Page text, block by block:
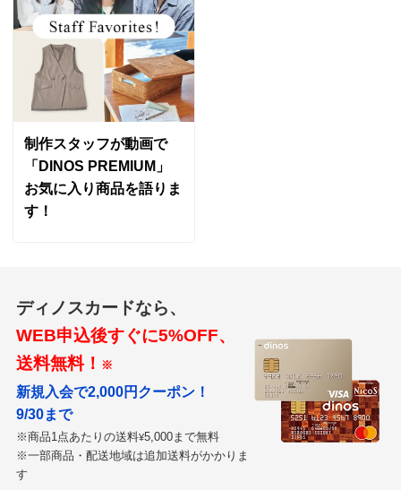
制作スタッフが動画で
「DINOS PREMIUM」
お気に入り商品を語りま
す！
ディノスカードなら、
WEB申込後すぐに5%OFF、
送料無料！ ※
新規入会で2,000円クーポン！
9/30まで
※商品1点あたりの送料¥5,000まで無料
※一部商品・配送地域は追加送料がかかりま
す